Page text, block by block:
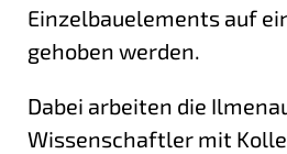
Einzelbauelements auf
gehoben werden.
Dabei arbeiten die
Wissenschaftler mit